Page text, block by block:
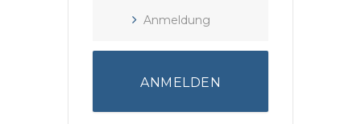
Anmeldung
ANMELDEN